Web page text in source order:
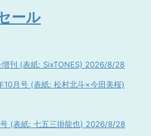
ール
刊 (表紙: SixTONES) 2026/8/28
月号 (表紙: 松村北斗×今田美桜)
(表紙: 七五三掛龍也) 2026/8/28